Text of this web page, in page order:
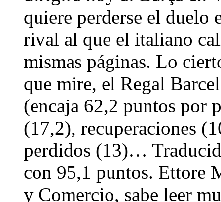
quiere perderse el duelo
rival al que el italiano
mismas páginas. Lo
que mire, el Regal
(encaja 62,2 puntos por
(17,2), recuperaciones
perdidos (13)…
con 95,1 puntos. Ettore
y Comercio, sabe leer